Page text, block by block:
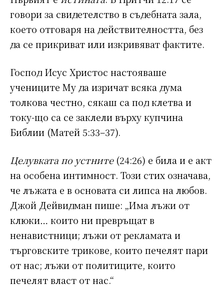
говори за свидетелство в съдебната зала,
което отговаря на действителността, без
да се прикриват или изкривяват фактите.
Господ Исус Христос настояваше
учениците Му да изричат всяка дума
толкова честно, сякаш са под клетва и
току-що са се заклели върху купчина
Библии (Матей 5:33–37).
Целувката по устните(24:26) е била и е акт
на особена интимност. Този стих означава,
че лъжата е в основата си липса на любов.
Джой Дейвидман пише: „Има лъжи от
клюки… които ни превръщат в
ненавистници; лъжи от рекламата и
търговските трикове, които печелят пари
от нас; лъжи от политиците, които
печелят власт от нас.“